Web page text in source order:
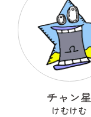
チャン星
けむけむ